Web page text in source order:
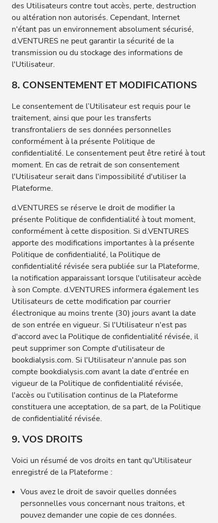
des Utilisateurs contre tout accès, perte, destruction
ou altération non autorisés. Cependant, Internet
n'étant pas un environnement absolument sécurisé,
d.VENTURES ne peut garantir la sécurité de la
transmission ou du stockage des informations de
l'Utilisateur.
8. CONSENTEMENT ET MODIFICATIONS
Le consentement de l’Utilisateur est requis pour le
traitement, ainsi que pour les transferts
transfrontaliers de ses données personnelles
conformément à la présente Politique de
confidentialité. Le consentement peut être retiré à tout
moment. En cas de retrait de son consentement
l'Utilisateur serait dans l'impossibilité d'utiliser la
Plateforme.
d.VENTURES se réserve le droit de modifier la
présente Politique de confidentialité à tout moment,
conformément à cette disposition. Si d.VENTURES
apporte des modifications importantes à la présente
Politique de confidentialité, la Politique de
confidentialité révisée sera publiée sur la Plateforme,
la notification apparaissant lorsque l'utilisateur accède
à son Compte. d.VENTURES informera également les
Utilisateurs de cette modification par courrier
électronique au moins trente (30) jours avant la date
de son entrée en vigueur. Si l'Utilisateur n'est pas
d'accord avec la Politique de confidentialité révisée, il
peut supprimer son Compte d'utilisateur de
bookdialysis.com. Si l'Utilisateur n'annule pas son
compte bookdialysis.com avant la date d'entrée en
vigueur de la Politique de confidentialité révisée,
l'accès ou l'utilisation continus de la Plateforme
constituera une acceptation, de sa part, de la Politique
de confidentialité révisée.
9. VOS DROITS
Voici un résumé de vos droits en tant qu'Utilisateur
enregistré de la Plateforme :
Vous avez le droit de savoir quelles données
personnelles vous concernant nous traitons, et
pouvez demander une copie de ces données.